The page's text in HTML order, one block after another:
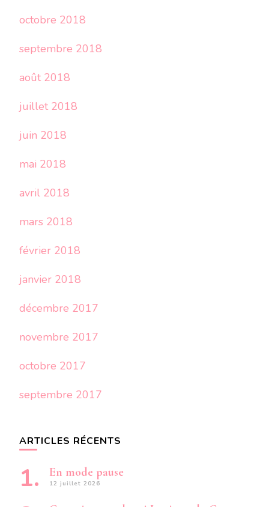
octobre 2018
septembre 2018
août 2018
juillet 2018
juin 2018
mai 2018
avril 2018
mars 2018
février 2018
janvier 2018
décembre 2017
novembre 2017
octobre 2017
septembre 2017
ARTICLES RÉCENTS
En mode pause
12 juillet 2026